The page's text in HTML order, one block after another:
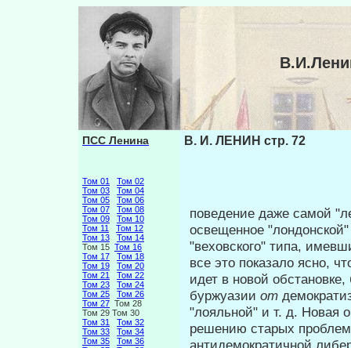
ПСС Ленина
Том 01
Том 02
Том 03
Том 04
Том 05
Том 06
Том 07
Том 08
Том 09
Том 10
Том 11
Том 12
Том 13
Том 14
Том 15 Том 16
Том 17
Том 18
Том 19
Том 20
Том 21
Том 22
Том 23
Том 24
Том 25
Том 26
Том 27 Том 28
Том 29 Том 30
Том 31
Том 32
Том 33
Том 34
Том 35
Том 36
В. И. ЛЕНИН стр. 72
поведение даже самой
осве­щенное
"веховского" типа,
все это показало ясно,
идет в новой
буржуазии от
"лояльной" и т. д. Новая
решению старых